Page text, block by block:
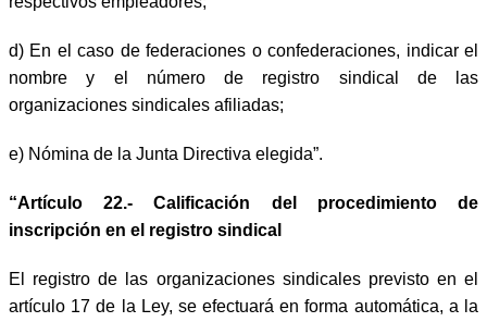
d) En el caso de federaciones o confederaciones, indicar el
nombre y el número de registro sindical de las
organizaciones sindicales afiliadas;
e) Nómina de la Junta Directiva elegida”.
“Artículo 22.- Calificación del procedimiento de
inscripción en el registro sindical
El registro de las organizaciones sindicales previsto en el
artículo 17 de la Ley, se efectuará en forma automática, a la